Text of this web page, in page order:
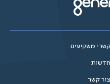
קשרי משקיעים
חדשות
צור קשר